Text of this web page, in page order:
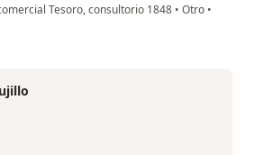
Tesoro, consultorio 1848 • Otro •